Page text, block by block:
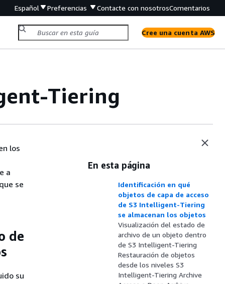
Español Preferencias Contacte con nosotrosComentarios
Cree una cuenta AWS
Tiering
los
a
se
de
su
En esta página
Identificación en qué
objetos de capa de acceso
de S3 Intelligent-Tiering
se almacenan los objetos
Visualización del estado de
archivo de un objeto dentro
de S3 Intelligent-Tiering
Restauración de objetos
desde los niveles S3
Intelligent-Tiering Archive